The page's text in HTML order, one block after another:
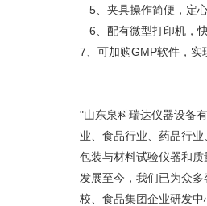
5、夹具操作简便，定
6、配有微型打印机，
7、可加购GMP软件，实
"山东泉科瑞达仪器设备
业、食品行业、药品行
包装与材料试验仪器和
发展至今，我们已为众
校、食品集团企业研发